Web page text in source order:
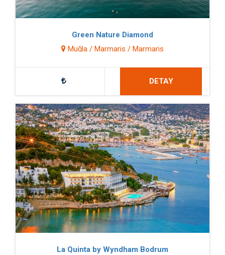
Green Nature Diamond
Muğla / Marmaris / Marmaris
DETAY
La Quinta by Wyndham Bodrum